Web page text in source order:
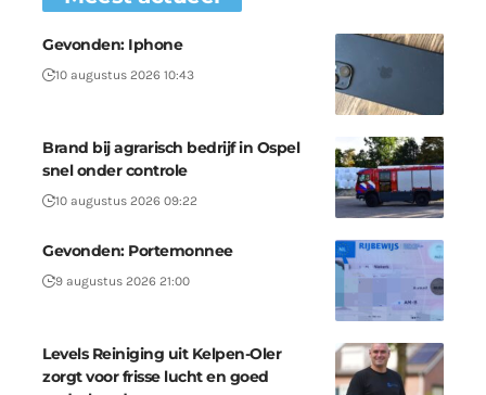
Gevonden: Iphone
10 augustus 2026 10:43
Brand bij agrarisch bedrijf in Ospel
snel onder controle
10 augustus 2026 09:22
Gevonden: Portemonnee
9 augustus 2026 21:00
Levels Reiniging uit Kelpen-Oler
zorgt voor frisse lucht en goed